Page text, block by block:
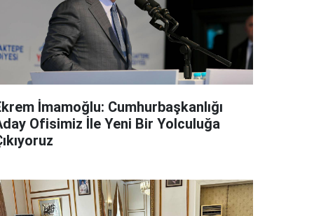
İmamoğlu: Cumhurbaşkanlığı
Ofisimiz İle Yeni Bir Yolculuğa